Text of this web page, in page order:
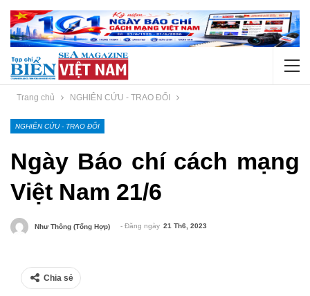
Trang chủ NGHIÊN CỨU - TRAO ĐỔI
NGHIÊN CỨU - TRAO ĐỔI
Ngày Báo chí cách mạng
Việt Nam 21/6
Như Thông (tổng Hợp) - Đăng ngày 21 Th6, 2023
Chia sẻ